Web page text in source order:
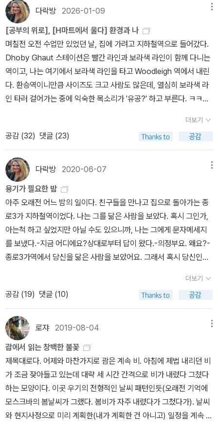
화 - 특히 음주, 음악,문학 등-를 금지시켰다. 서로에게 막대한 피해를
준 이라크와의 전쟁이 유엔의 중재로 1988년에 끝났다. 다음해 유월
에 최고지도자 호메이니옹이 86세의 나이로 사망하고 하메네이가 그
지위를 승계하였으며 같은 해 라프산자니 대통령이 취임하였다. 199
5년에는 미국의 경제제재조치와 무기수출금지 조항이 선포되어 아직
까지 계속되고 있다. 1997년 개혁파인 모하마드 하타미가 대통령에
취임하였다. 하타미 대통령은 문명간의 대화를 주장하며 미국과의 관
벗어나 최근에는 여성들에게 머리카락이 조금 보이는 개방형 차도르
를 허락하였고, 청바지와 짧은 치마가 허용되고, 가슴이 패인 웨딩드
레스와 인터넷 까페가 등장하기도 하여 경직된 문화에서 유연성과 다
양성이 조금씩이나마 나타나고 있다. 책의 669-670쪽 참조 내가 중
국에서 공부를 하던그 때에 가장 답답했던 것은 지금은 개방된 사회
이지만 폐쇄되었던 사회의 잔재가 너무도 많이 남아있었던 흔적들을
도처에서 느낄 때였다. 특히 문학계통에 있어서는 문화혁명을 거치면
서 외국문학의 유입이 중지되었고, 외국과의 사상의 교류가 쉽게 열
리지 못하는 닫혀있는 사회였기 때문에, 외국에서 들어오는 번역물이
나 사상들의 전래가매우 미흡했다. 한 때 우리나라를 휩쓸었던 담론
과포스트모더니즘, 탈식민주의, 에드워드 사이드나 데리다등의 이야
강의를 들으면서 한숨이 나왔고, 외국문학 전공자가 아닌 이상 일반
중국문학 전공 교수들은 외국문학을접할 수 없던시기를 거친 사람들
이었기 때문에 일부대외한어(외국인에게 중국어를 가르치는)강사중
에는 독일이나 프랑스의 대학은 서열이 없다는 것(일/이류를 따지는
것)을 이해하지 못하는 어이없는 경우도 있었다.할 말을 많은데 그런
말을 하도록 허용되지 않은 사회에서 계속해서 살다보면 결국 할 말
조차 잃어버리게 된다. 그리고 무엇을 잃었는지도 알 수 없게 된다는
것을 그들을 보면서 뼈저리게 느꼈다. 그런 이유로 중국의 쓸만한 학
자들은 모두 망명을 하거나 국외로 출국해버렸다는 이야기까지 돌았
다. 물론 다시 돌아오는 자들도 있었고, 남아있는 학자들이 모두 허접
한 자들은 아니었지만, 일부 집단의 정치세력과 권력을 지키기 위해
의 폭력을 고발하고 독자들로 하여금 문학의 의미에 대해 다시 한 번
숙고하게 한다.​​테헤란에서 《롤리타》를 읽을 때 새로 부여되는 의미​1
부 롤리타는 1995년, 저자가 대학에서 퇴직하고 옛 제자들을 불러
모아 시작한 비밀 독서모임을 그려낸다. 서로 다른 배경에서 온 일곱
명의 여성들은 저자의 집에 모여 머리부터 발끝까지 덮고 있던 억압
을 벗어 던지고, 준비해온 간식을 나눠 먹으며 이야기를 나눈다. 이들
은 《천일야화》 같은 페르시아 고전문학부터 《롤리타》처럼 도발적인
고 자기 자신의 삶에 대해 말하고 웃고 분노함으로써 삶을 지탱한다.​
2부 개츠비에서는 저자가 태해란대의 강단에 서고 이란 혁명이 일어
난 1979년으로 되돌아간다. 근본주의자들의 반미주의가 두드러지던
시대의 대학가에서 저자는 미국의 상징이라고도 할 수 있는 《위대한
개츠비》를 강의하다가 소설이 제국주의적이고 퇴폐적이라는 압박을
받자 소설을 모의재판에 부친다. 좌파 마르크스주의자부터 이슬람 근
본주의자까지, 강의실 안의 다양한 학생들이 《위대한 개츠비》에 대한
자신의 관점을 나누게 된다.​3부 헨리 제임스는 1980년부터 8년 동
안 이어진 이라크와의 전쟁 시기에 있었던 일을 다룬다. 테헤란대에
서 해고되고 복식과 행동을 규제받게 된 저자는 혁명과 전쟁의 폭력
이 이란 사람들의 삶 구석구석까지 끼친 영향들을 되짚어본다. 사회
안에서 자신의 역할이 무엇인지 고민한 끝에 저자는 강단으로 돌아가
헨리 제임스의 《데이지 밀러》와 《워싱턴 광장》을 강의하며 여성 인
는 모습을 다룬다.​4부 제인 오스틴에서 저자는 독서모임으로 되돌아
간다. 차별적인 상속제도로 반드시 결혼해야만 했던 19세기 영국 여
성들이 결혼을 둘러싸고 한바탕 벌인 소동극은 혁명 이후 이란 여성
의 삶과 공명한다. 독서모임의 여성들은 여성의 사랑과 결혼조차 억
압받는 이란에서 스스로의 삶의 방향성을 어떻게 선택해야 하는지,
자신에게 선택의 여지가 있는지를 고민한 끝에 조국을 떠날지, 아니
면 남을지 결정하게 된다.원문: https://blog.naver.com/yngcha
e/224099778296《롤리타》의 이야기가 보여주는 최고의 진리는
팔라비 국왕은 국외로 추방되고 근본주의자이자 ‘반미의 화신’으로
유명한 아야톨라 호메이니가 신정통치를 하게 된다. 호메이니가 추진
한, 이슬람 원리주의 사회를 향한 종교 혁명은 이란인 육만 명 이상을
희생시켰으며, 이에 반대하는 세력들은 가차없이 체포, 처벌됐다. 또
한 1980년부터 1988년까지 지속된 이라크와의 전쟁은 이란 사회를
더욱 피폐하게 만들었다. 혁명이 진행되는 동안 이슬람 원리주의는
단 하나의 ‘올바른’ 이데올로기로서 여타 사상을 배제하고 탄압하는
역으로 변했다. 규율에 순종하지 않는 여성들은 마구잡이로 끌려가
감옥에 갇히고 매질을 당해야 했다. 이란의 급변한 정치사는 혁명 이
전의 자유로운 사회 분위기를 경험한 사람들에게 기억의 단절과 자신
의 신념을 버리고 원리주의에 무릎을 꿇어야 하는 좌절을 안겨주었
다. 이 같은 억압적인 분위기에 아자르가 몸담은 대학도 예외는 아니
었다. 그녀는 “여학생들은 강의시간에 늦어서 층계를 뛰어올라갔다
거나 복도에서 웃었다거나 남학생들에게 말을 걸었다고 해서 처벌을
받았다”고 기억한다. 아자르는 문학작품을 현실의 복사판으로 바라
보고 일면적인 잣대만을 들이대는 원리주의자들에 맞서 힘겹게 문학
수업을 진행해야 했다. “턱수염을 기르지 않는다거나 이성과 악수를
한다거나 공적인 모임에서 손뼉을 친다거나 휘파람을 부는 행위도 서
구적이어서 퇴폐적이라고 간주되었으며, 제국주의자들이 우리의 문
화를 무너뜨리기 위하여 꾸민 음모의 일부였다.” 아자르는 《위대한
실현하려 했던 한 남자의 좌절을 그린 소설임을 알리기 위해 《위대한
개츠비》를 피고로 설정하여 모의재판을 열기도 했다. 서구 문학작품
들의 판금 조치, 날마다 행해지는 시위로 인한 휴강, 원리주의자 교수,
학생과의 투쟁의 연속이었던 그녀의 교수 생활은 결국 약 2년 만에
끝난다. 대학을 그만둔 후 그녀는 자신이 만난 소수의 여학생들과 함
께 비밀리에 독서모임을 꾸린다. 독서모임 자리에서 그녀들은 차도르
를 벗고 머리카락을 내보이면서, 실로 인간으로 살기 위한 자유지대
를 만들었다. 일상과 전쟁이 구분되지 않는, 실로 절박한 현실을 살아
다락방 2026-01-09
[공부의 위로], [H마트에서 울다] 환경과 나
며칠전 오전 수업만 있었던 날, 집에 가려고 지하철역으로 들어갔다.
Dhoby Ghaut 스테이션은 빨간 라인과 보라색 라인이 함께 다니는
역이고, 나는 여기에서 보라색 라인을 타고 Woodleigh 역에서 내린
다. 환승역이니만큼 사이즈도 크고 사람도 많은데, 열심히 보라색 라
인 타러 걸어가는 중에 익숙한 목소리가 '유공?' 하고 부른다. ㅋㅋㅋ
ㅋㅋㅋㅋㅋㅋㅋ나는 돌아보았고, 거기엔 로이드가 서있었다. 우리가
지하철역에서 만난건 처음이고, 그게 아마 로이드는 놀랐나보다. 그
래서 유공이 정말 맞는지 궁금했는가보다. 유공? 하고 끝을 올린거
보면 ㅋㅋㅋㅋㅋㅋㅋㅋㅋㅋㅋㅋ하여간 나를 보고 반가워하는 로이
드, 우리 방금 학교에서 헤어졌잖아? ㅋㅋㅋㅋㅋㅋㅋㅋㅋ 로이드는
나한테 너 여기서 지하철 타고 가냐고 물었고 나는 그렇다고 했다. 그
런데 내가 가는 방향을 보면서 너는 저기서 타는거야? 묻고 나는 그
렇다고 대답했는데, 그러자 로이드는 나는 저쪽이야, 하면서 빨간색
라인을 가리킨다. 그러니까 나랑 반대방향인데 ㅋㅋ 나 부를라고 온
거임 ㅋㅋㅋㅋㅋㅋㅋㅋㅋㅋㅋㅋㅋㅋ 넘나 귀여움 ㅋㅋㅋㅋㅋㅋㅋㅋ
ㅋㅋ 그래서 아 그래 안녕~ 이러고 헤어졌다. ㅋㅋㅋㅋㅋㅋㅋㅋㅋ로
이드야, 내가 좋으니?로이드야, 내가 엄마 같고 막 그러니?ㅋㅋㅋㅋ
ㅋㅋㅋㅋㅋㅋㅋㅋㅋㅋㅋㅋㅋㅋㅋㅋㅋㅋㅋㅋㅋㅋㅋㅋㅋㅋㅋ로이드
이 아마도 여전히 십대일 것이다. 물론, 내가 학교 다닐 때도 일찌감치
외국으로 유학보내는 부모들은 있었지만, 극히 드물었다. 대학 생활
중에 어학연수도, 내가 대학 다닐 때는 과에서 손에 꼽을만큼 적은 수
였다. 없지는 않았지만, 적었다. 해외어학연수라는게 있대, 라는건 알
았지만 그게 내 얘기가 될 수는 없었다. 가보고 싶어서 집에 말해보았
지만 엄마는 반대했다. 도무지 해외에 혼자 보낼 수가 없다는 거였다.
나는 엄마의 말에 수긍했었다. 아마도 가고 싶은 마음이 그렇게까지
큰 건 아니었나보다, 생각한다.시간이 지날수록 점점더 해외어학연수
더보기
공감 (32) 댓글 (23)
다락방 2020-06-07
용기가 필요한 밤
아주 오래전 어느 밤의 일이다. 친구들을 만나고 집으로 돌아가는 종
로3가 지하철역이었다. 나는 그를 닮은 사람을 보았다. 혹시 그인가,
아는척 하고 싶었지만 아닐 수도 있으니까, 나는 그에게 문자메세지
를 보냈다.-지금 어디에요?상대로부터 답이 왔다.-의정부요. 왜요?-
종로3가역에서 당신을 닮은 사람을 보았어요. 그래서 혹시 당신인가
철을 탔다. 지하철을 타서는 그런데, 잠깐 생각해야 했다. 나는 정말
길에서 우연히 한 남자를 보고 '그 사람을 닮았다'고 생각한 것인가,
아니면 문자메세지를 보낼 핑계를 만들려고 부러 누군가를 닮았다고
생각한 것인가. 그때도 명확히 답을 내리지 못했는데 어제 오늘 불쑥,
그러니까 그게 벌써 몇 년전의 일이야, 한 십삼년쯤 된것 같은데, 그
때 종로3가 지하철역을 걷던 내가, 그렇게 문자메세지를 보냈던 내가
떠올랐다. 그때, 그거 진짜였어? 그를 닮았던 사람을 보았다던 거 말
야, 나한테 물었다. 그리고 그때도 그랬지만, 사실은, '그렇게 닮거나
한 건 아니었다'고 답을 내렸다. 이게 솔직한 답이다. 그를 닮았다는
사람을 보았다고 해서 그에게 말을 걸 수 있었다는 것, 나는 그 뒤가
중요했기 때문에 부러 구실을 만들었다, 고 밖에 볼 수 없을 것 같아.
더보기
공감 (19) 댓글 (10)
로쟈 2019-08-04
괌에서 읽는 창백한 불꽃
제목대로다. 어제와 마찬가지로 괌은 계속 비. 아침에 제법 내리던 비
가 조금 잦아들고 있는데 대략 세 시간 간격으로 비가 내렸다 그쳤다
하는 모양이다. 이곳 우기의 전형적인 날씨 패턴인듯(오래전 기억에
모스크바의 봄날씨가 그랬다. 봄비가 자주 내렸다가 그첬다가). 날씨
와 현지사정으로 미리 계획한(내가 계획한 건 아니고) 일정을 계속 변